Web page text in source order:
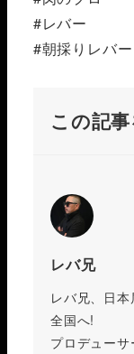
#レバー
#朝採りレバー
この記
レバ兄
レバ兄、日
全国へ!
プロデューサ